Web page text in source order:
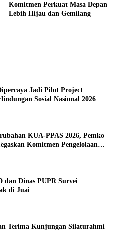
Komitmen Perkuat Masa Depan
Lebih Hijau dan Gemilang
Jadi Pilot Project
Sosial Nasional 2026
KUA-PPAS 2026, Pemko
Komitmen Pengelolaan
dan Dinas PUPR Survei
di Juai
Terima Kunjungan Silaturahmi